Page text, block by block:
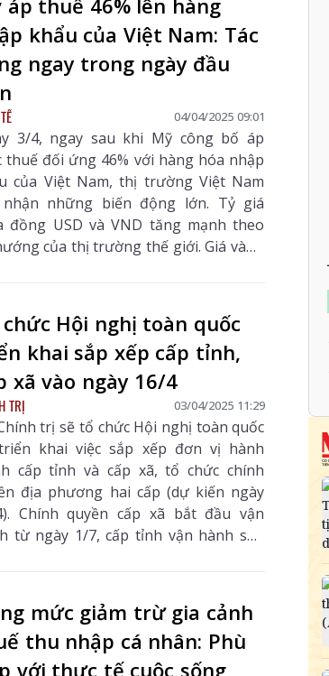
khẩu của Việt Nam: Tác
ngay trong ngày đầu
04/04/2025 09:01
3/4, ngay sau khi Mỹ công bố áp
thuế đối ứng 46% với hàng hóa nhập
của Việt Nam, thị trường Việt Nam
những biến động lớn. Tỷ giá
đồng USD và VND tăng mạnh theo
của thị trường thế giới. Giá vàng
khoán ghi nhận sự lao dốc...
chức Hội nghị toàn quốc
khai sắp xếp cấp tỉnh,
xã vào ngày 16/4
TRỊ 03/04/2025 11:29
trị sẽ tổ chức Hội nghị toàn quốc
khai việc sắp xếp đơn vị hành
cấp tỉnh và cấp xã, tổ chức chính
địa phương hai cấp (dự kiến ngày
Chính quyền cấp xã bắt đầu vận
từ ngày 1/7, cấp tỉnh vận hành sau
mức giảm trừ gia cảnh
thu nhập cá nhân: Phù
với thực tế cuộc sống